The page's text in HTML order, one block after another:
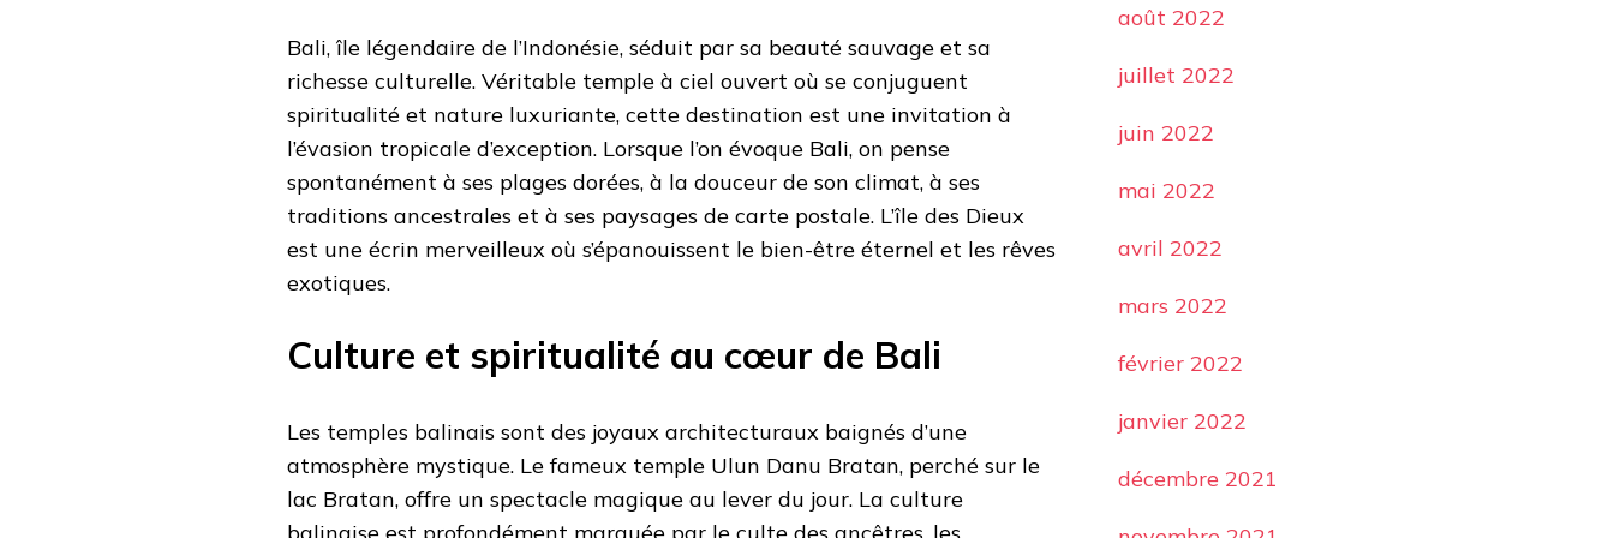
Bali, île légendaire de l’Indonésie, séduit par sa beauté sauvage et sa
richesse culturelle. Véritable temple à ciel ouvert où se conjuguent
spiritualité et nature luxuriante, cette destination est une invitation à
l’évasion tropicale d’exception. Lorsque l’on évoque Bali, on pense
spontanément à ses plages dorées, à la douceur de son climat, à ses
traditions ancestrales et à ses paysages de carte postale. L’île des Dieux
est une écrin merveilleux où s’épanouissent le bien-être éternel et les rêves
exotiques.
Culture et spiritualité au cœur de Bali
Les temples balinais sont des joyaux architecturaux baignés d’une
atmosphère mystique. Le fameux temple Ulun Danu Bratan, perché sur le
lac Bratan, offre un spectacle magique au lever du jour. La culture
balinaise est profondément marquée par le culte des ancêtres, les
août 2022
juillet 2022
juin 2022
mai 2022
avril 2022
mars 2022
février 2022
janvier 2022
décembre 2021